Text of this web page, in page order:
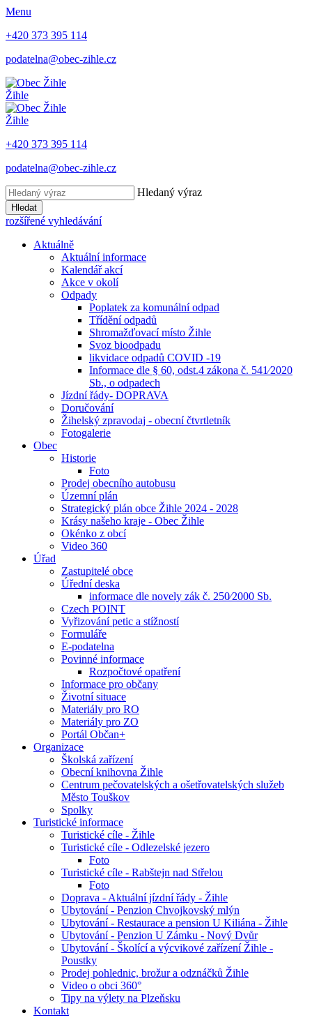
Menu
+420 373 395 114
podatelna@obec-zihle.cz
Žihle
Žihle
+420 373 395 114
podatelna@obec-zihle.cz
Hledaný výraz
Hledat
rozšířené vyhledávání
Aktuálně
Aktuální informace
Kalendář akcí
Akce v okolí
Odpady
Poplatek za komunální odpad
Třídění odpadů
Shromažďovací místo Žihle
Svoz bioodpadu
likvidace odpadů COVID -19
Informace dle § 60, odst.4 zákona č. 541⁄2020
Sb., o odpadech
Jízdní řády- DOPRAVA
Doručování
Žihelský zpravodaj - obecní čtvrtletník
Fotogalerie
Obec
Historie
Foto
Prodej obecního autobusu
Územní plán
Strategický plán obce Žihle 2024 - 2028
Krásy našeho kraje - Obec Žihle
Okénko z obcí
Video 360
Úřad
Zastupitelé obce
Úřední deska
informace dle novely zák č. 250⁄2000 Sb.
Czech POINT
Vyřizování petic a stížností
Formuláře
E-podatelna
Povinné informace
Rozpočtové opatření
Informace pro občany
Životní situace
Materiály pro RO
Materiály pro ZO
Portál Občan+
Organizace
Školská zařízení
Obecní knihovna Žihle
Centrum pečovatelských a ošetřovatelských služeb
Město Touškov
Spolky
Turistické informace
Turistické cíle - Žihle
Turistické cíle - Odlezelské jezero
Foto
Turistické cíle - Rabštejn nad Střelou
Foto
Doprava - Aktuální jízdní řády - Žihle
Ubytování - Penzion Chvojkovský mlýn
Ubytování - Restaurace a pension U Kiliána - Žihle
Ubytování - Penzion U Zámku - Nový Dvůr
Ubytování - Školící a výcvikové zařízení Žihle -
Poustky
Prodej pohlednic, brožur a odznáčků Žihle
Video o obci 360°
Tipy na výlety na Plzeňsku
Kontakt